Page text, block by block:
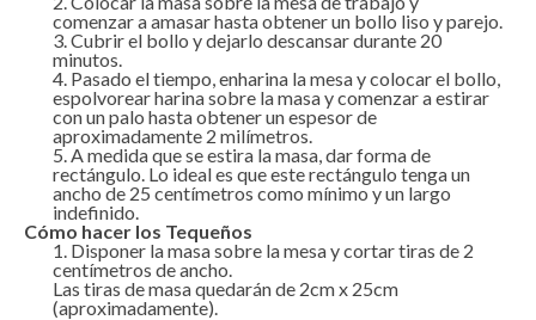
comenzar a amasar hasta obtener un bollo liso y parejo.
Cubrir el bollo y dejarlo descansar durante 20
minutos.
Pasado el tiempo, enharina la mesa y colocar el bollo,
espolvorear harina sobre la masa y comenzar a estirar
con un palo hasta obtener un espesor de
aproximadamente 2 milímetros.
A medida que se estira la masa, dar forma de
rectángulo. Lo ideal es que este rectángulo tenga un
ancho de 25 centímetros como mínimo y un largo
indefinido.
Cómo hacer los Tequeños
Disponer la masa sobre la mesa y cortar tiras de 2
centímetros de ancho.
Las tiras de masa quedarán de 2cm x 25cm
(aproximadamente).